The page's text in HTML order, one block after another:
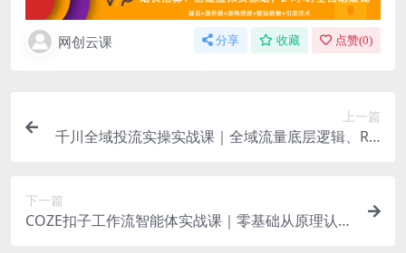
网创云课 分享 收藏 点赞(0)
上一篇
千川全域投流实操实战课｜全域流量底层逻辑、RO
下一篇
COZE扣子工作流智能体实战课｜零基础从原理认